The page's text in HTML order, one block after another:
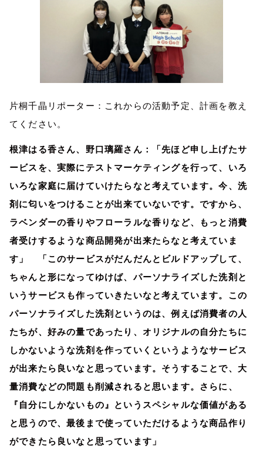
片桐千晶リポーター：これからの活動予定、計画を教え
てください。
根津はる香さん、野口璃羅さん：「先ほど申し上げたサ
ービスを、実際にテストマーケティングを行って、いろ
いろな家庭に届けていけたらなと考えています。今、洗
剤に匂いをつけることが出来ていないです。ですから、
ラベンダーの香りやフローラルな香りなど、もっと消費
者受けするような商品開発が出来たらなと考えていま
す」 「このサービスがだんだんとビルドアップして、
ちゃんと形になってゆけば、パーソナライズした洗剤と
いうサービスも作っていきたいなと考えています。この
パーソナライズした洗剤というのは、例えば消費者の人
たちが、好みの量であったり、オリジナルの自分たちに
しかないような洗剤を作っていくというようなサービス
が出来たら良いなと思っています。そうすることで、大
量消費などの問題も削減されると思います。さらに、
『自分にしかないもの』というスペシャルな価値がある
と思うので、最後まで使っていただけるような商品作り
ができたら良いなと思っています」